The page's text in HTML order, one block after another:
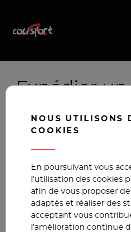
NOUS UTILISONS
COOKIES
En poursuivant vous
l'utilisation des cookies
afin de vous proposer
adaptés et réaliser des
acceptant vous
l'amélioration continue
Expédier un
Geodis,
Geodis
Transport
et en
meilleur